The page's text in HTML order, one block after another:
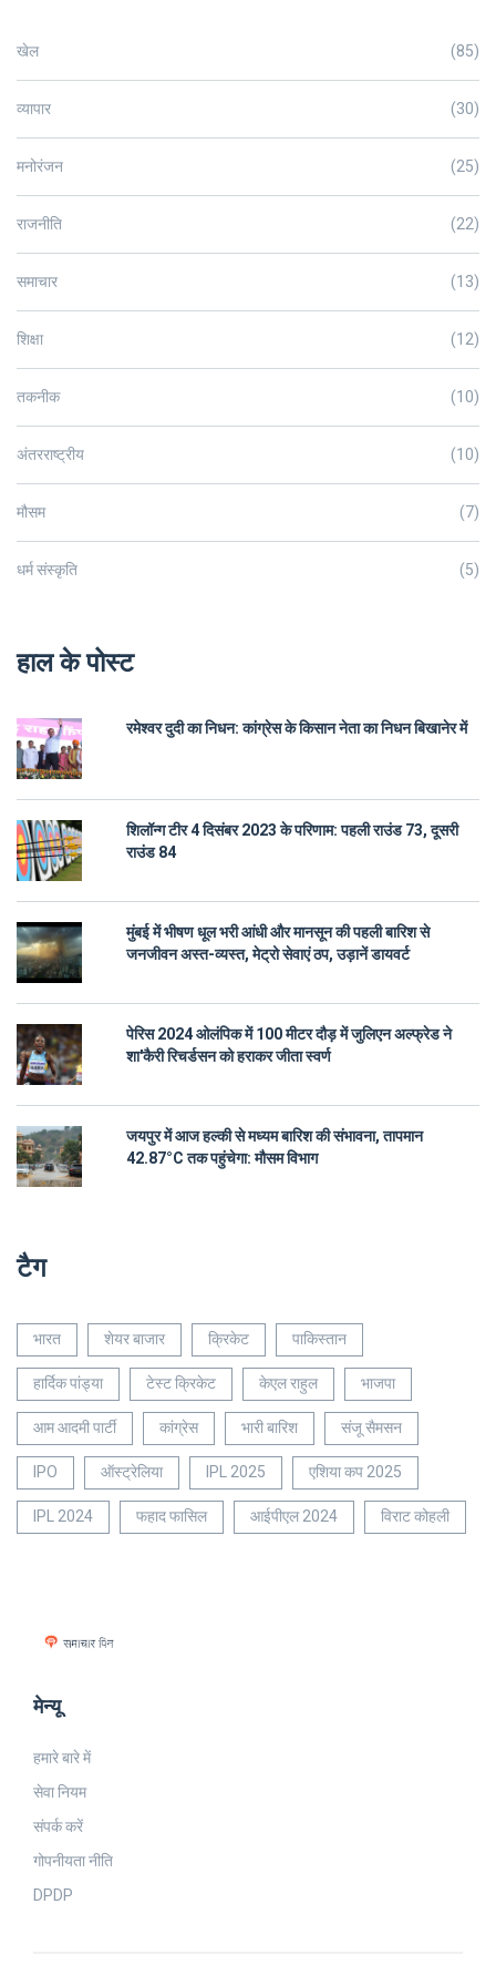
खेल (85)
व्यापार (30)
मनोरंजन (25)
राजनीति (22)
समाचार (13)
शिक्षा (12)
तकनीक (10)
अंतरराष्ट्रीय (10)
मौसम (7)
धर्म संस्कृति (5)
हाल के पोस्ट
रमेश्वर दुदी का निधन: कांग्रेस के किसान नेता का निधन बिखानेर में
शिलॉन्ग टीर 4 दिसंबर 2023 के परिणाम: पहली राउंड 73, दूसरी
राउंड 84
मुंबई में भीषण धूल भरी आंधी और मानसून की पहली बारिश से
जनजीवन अस्त-व्यस्त, मेट्रो सेवाएं ठप, उड़ानें डायवर्ट
पेरिस 2024 ओलंपिक में 100 मीटर दौड़ में जुलिएन अल्फ्रेड ने
शा'कैरी रिचर्डसन को हराकर जीता स्वर्ण
जयपुर में आज हल्की से मध्यम बारिश की संभावना, तापमान
42.87°C तक पहुंचेगा: मौसम विभाग
टैग
भारत शेयर बाजार क्रिकेट
पाकिस्तान
हार्दिक पांड्या
टेस्ट क्रिकेट केएल राहुल
भाजपा
आम आदमी पार्टी
कांग्रेस भारी बारिश
संजू सैमसन
IPO
ऑस्ट्रेलिया IPL 2025
एशिया कप 2025
IPL 2024
फहाद फासिल आईपीएल 2024 विराट कोहली
मेन्यू
हमारे बारे में
सेवा नियम
संपर्क करें
गोपनीयता नीति
DPDP